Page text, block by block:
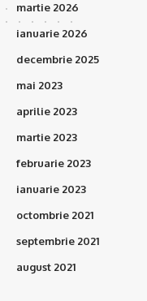
martie 2026
ianuarie 2026
decembrie 2025
mai 2023
aprilie 2023
martie 2023
februarie 2023
ianuarie 2023
octombrie 2021
septembrie 2021
august 2021